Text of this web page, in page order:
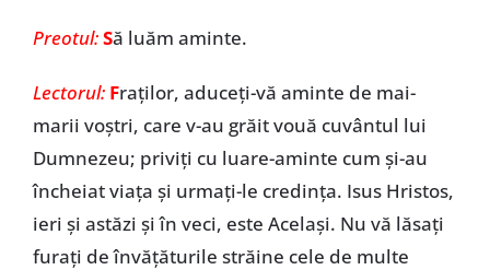
Preotul:Să luăm aminte.
Lectorul: Fraților, aduceți-vă aminte de mai-
marii voștri, care v-au grăit vouă cuvântul lui
Dumnezeu; priviți cu luare-aminte cum și-au
încheiat viața și urmați-le credința. Isus Hristos,
ieri și astăzi și în veci, este Același. Nu vă lăsați
furați de învățăturile străine cele de multe